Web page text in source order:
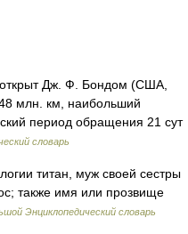
Дж. Ф. Бондом (США,
млн. км, наибольший
период обращения 21 сут
словарь
титан, муж своей сестры
также имя или прозвище
Энциклопедический словарь